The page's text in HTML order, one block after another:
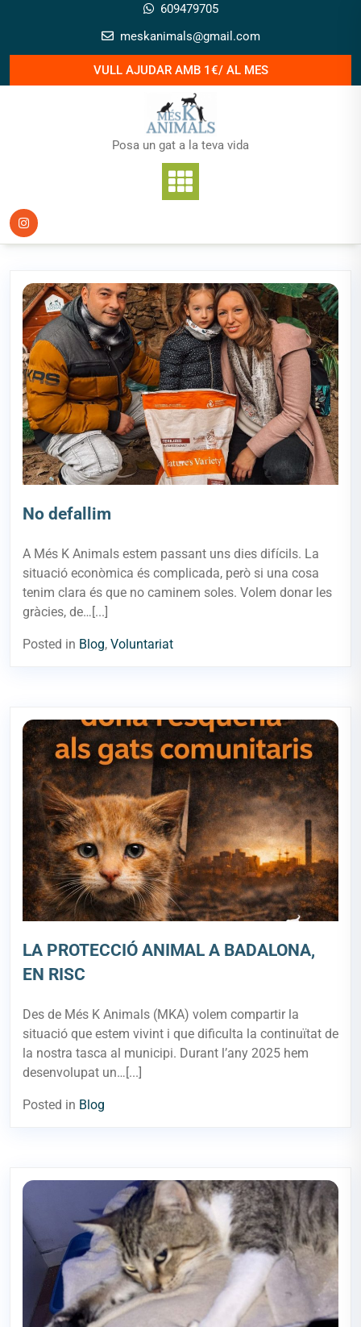
609479705
meskanimals@gmail.com
VULL AJUDAR AMB 1€/ AL MES
Posa un gat a la teva vida
No defallim
A Més K Animals estem passant uns dies difícils. La
situació econòmica és complicada, però si una cosa
tenim clara és que no caminem soles. Volem donar les
gràcies, de…[...]
Posted in Blog, Voluntariat
LA PROTECCIÓ ANIMAL A BADALONA,
EN RISC
Des de Més K Animals (MKA) volem compartir la
situació que estem vivint i que dificulta la continuïtat de
la nostra tasca al municipi. Durant l’any 2025 hem
desenvolupat un…[...]
Posted in Blog